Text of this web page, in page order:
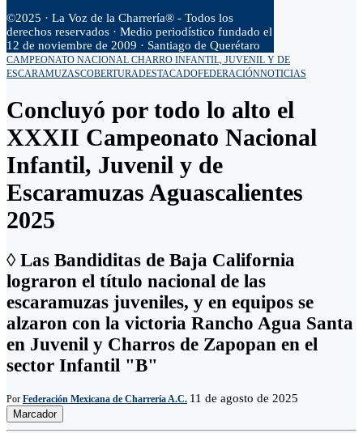
©2025 · La Voz de la Charrería® - Todos los
derechos reservados · Medio periodístico fundado el
12 de noviembre de 2009 · Santiago de Querétaro
CAMPEONATO NACIONAL CHARRO INFANTIL, JUVENIL Y DE
ESCARAMUZASCOBERTURADESTACADOFEDERACIÓNNOTICIAS
Concluyó por todo lo alto el
XXXII Campeonato Nacional
Infantil, Juvenil y de
Escaramuzas Aguascalientes
2025
◊ Las Bandiditas de Baja California
lograron el título nacional de las
escaramuzas juveniles, y en equipos se
alzaron con la victoria Rancho Agua Santa
en Juvenil y Charros de Zapopan en el
sector Infantil "B"
Por Federación Mexicana de Charrería A.C. 11 de agosto de 2025
Marcador